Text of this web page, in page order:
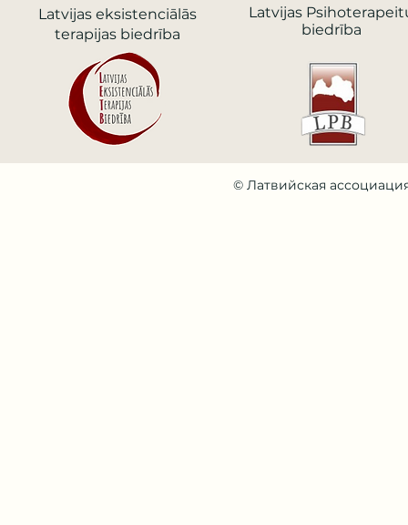
Latvijas еksistenciālās
terapijas biedrība
Latvijas
biedrība
© Латвийская